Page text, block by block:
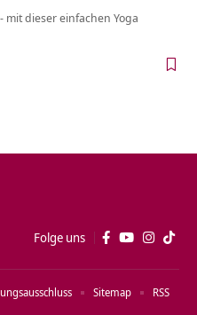
dieser einfachen Yoga
Folge uns
Sitemap RSS